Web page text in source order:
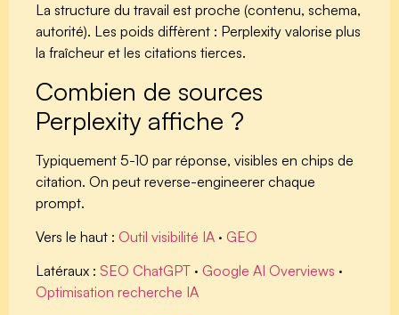
La structure du travail est proche (contenu, schema,
autorité). Les poids diffèrent : Perplexity valorise plus
la fraîcheur et les citations tierces.
Combien de sources
Perplexity affiche ?
Typiquement 5-10 par réponse, visibles en chips de
citation. On peut reverse-engineerer chaque
prompt.
Vers le haut : Outil visibilité IA · GEO
Latéraux : SEO ChatGPT · Google AI Overviews ·
Optimisation recherche IA